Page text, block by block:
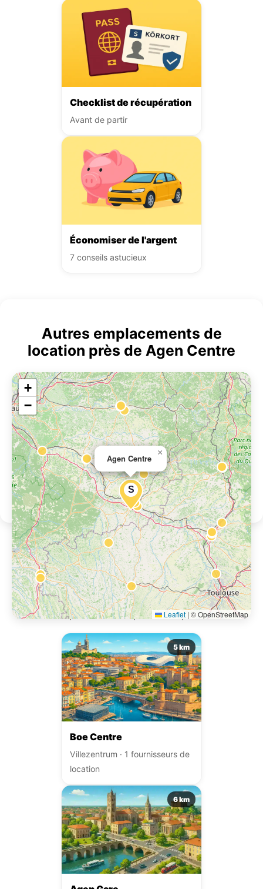
Checklist de récupération
Avant de partir
Économiser de l'argent
7 conseils astucieux
Autres emplacements de
location près de Agen Centre
S
Agen Centre
×
+
−
Leaflet | © OpenStreetMap
Location de voiture près de Agen
Centre
Autres points de récupération à proximité.
5 km
Boe Centre
Villezentrum · 1 fournisseurs de
location
6 km